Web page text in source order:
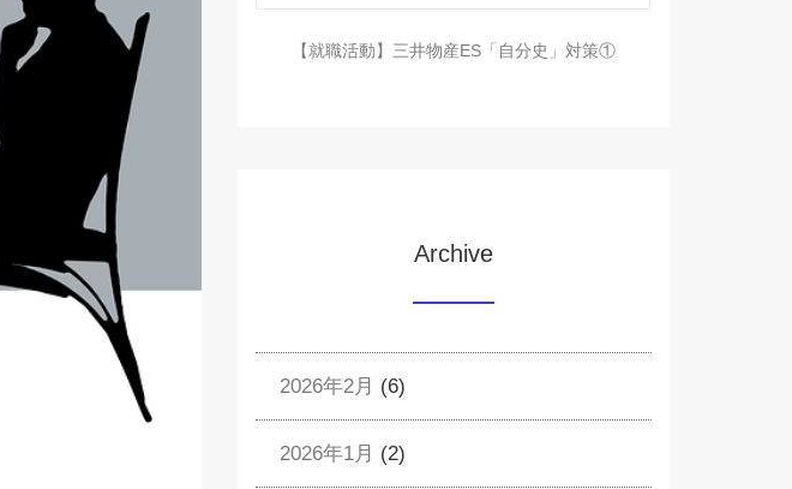
【就職活動】三井物産ES「自分史」対策①
Archive
2026年2月 (6)
2026年1月 (2)